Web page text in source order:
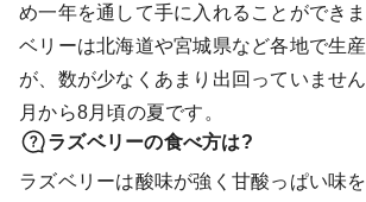
め一年を通して手に入れることができ
ベリーは北海道や宮城県など各地で生
が、数が少なくあまり出回っていませ
月から8月頃の夏です。
ラズベリーの食べ方は?
ラズベリーは酸味が強く甘酸っぱい味